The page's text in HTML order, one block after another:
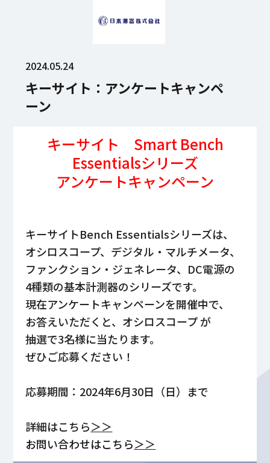
2024.05.24
キーサイト：アンケートキャンペ
ーン
キーサイト Smart Bench
Essentialsシリーズ
アンケートキャンペーン
キーサイトBench Essentialsシリーズは、
オシロスコープ、デジタル・マルチメータ、
ファンクション・ジェネレータ、DC電源の
4種類の基本計測器のシリーズです。
現在アンケートキャンペーンを開催中で、
お答えいただくと、オシロスコープ が
抽選で3名様に当たります。
ぜひご応募ください！
応募期間：2024年6月30日（日）まで
詳細はこちら＞＞
お問い合わせはこちら＞＞